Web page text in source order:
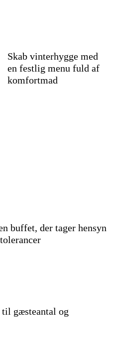
Skab vinterhygge med
en festlig menu fuld af
komfortmad
buffet, der tager hensyn
til gæsteantal og